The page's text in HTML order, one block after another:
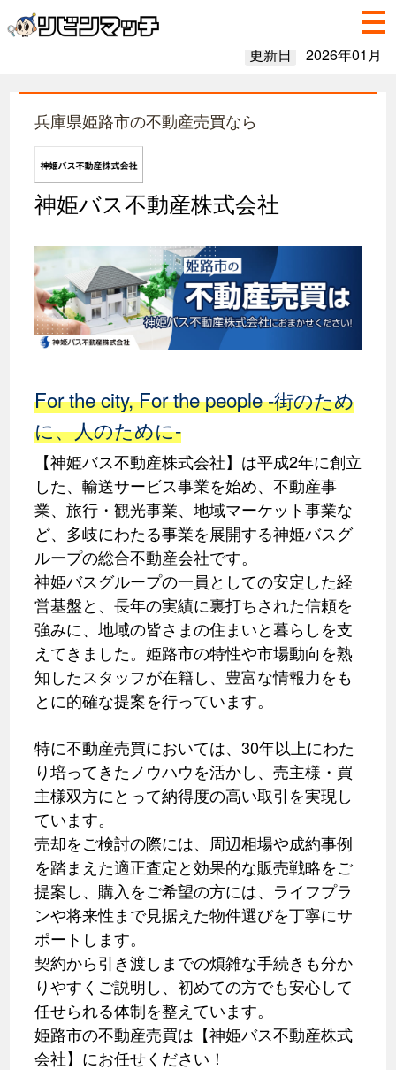
更新日 2026年01月
兵庫県姫路市の不動産売買なら
神姫バス不動産株式会社
For the city, For the people -街のため
に、人のために-
【神姫バス不動産株式会社】は平成2年に創立
した、輸送サービス事業を始め、不動産事
業、旅行・観光事業、地域マーケット事業な
ど、多岐にわたる事業を展開する神姫バスグ
ループの総合不動産会社です。
神姫バスグループの一員としての安定した経
営基盤と、長年の実績に裏打ちされた信頼を
強みに、地域の皆さまの住まいと暮らしを支
えてきました。姫路市の特性や市場動向を熟
知したスタッフが在籍し、豊富な情報力をも
とに的確な提案を行っています。
特に不動産売買においては、30年以上にわた
り培ってきたノウハウを活かし、売主様・買
主様双方にとって納得度の高い取引を実現し
ています。
売却をご検討の際には、周辺相場や成約事例
を踏まえた適正査定と効果的な販売戦略をご
提案し、購入をご希望の方には、ライフプラ
ンや将来性まで見据えた物件選びを丁寧にサ
ポートします。
契約から引き渡しまでの煩雑な手続きも分か
りやすくご説明し、初めての方でも安心して
任せられる体制を整えています。
姫路市の不動産売買は【神姫バス不動産株式
会社】にお任せください！